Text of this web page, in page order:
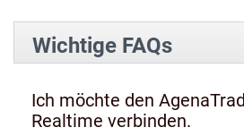
Wichtige FAQs
Ich möchte den
Realtime verbinden.